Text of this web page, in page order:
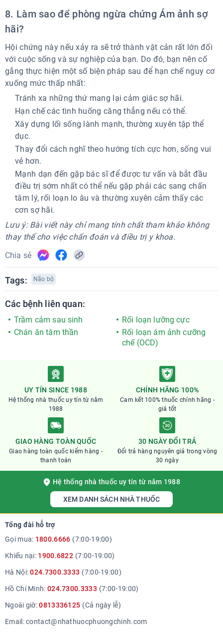
8. Làm sao để phòng ngừa chứng Ám ảnh sợ
hãi?
Hội chứng này nếu xảy ra sẽ trở thành vật cản rất lớn đối
với cuộc sống và sự nghiệp của bạn. Do đó, bạn nên cố
gắng thực hiện một số biện pháp sau để hạn chế nguy cơ
xuống mức thấp nhất:
Tránh xa những thứ mang lại cảm giác sợ hãi.
Hạn chế các tình huống căng thẳng nếu có thể.
Xây dựng lối sống lành mạnh, thường xuyên tập thể
dục.
Thay đổi cách nghĩ theo hướng tích cực hơn, sống vui
vẻ hơn.
Mạnh dạn đến gặp bác sĩ để được tư vấn và bắt đầu
điều trị sớm nhất có thể nếu gặp phải các sang chấn
tâm lý, rối loạn lo âu và thường xuyên cảm thấy các
cơn sợ hãi.
Lưu ý: Bài viết này chỉ mang tính chất tham khảo không
thay thế cho việc chẩn đoán và điều trị y khoa.
Chia sẻ
Tags: Não bộ
Các bệnh liên quan:
Trầm cảm sau sinh
Rối loạn lưỡng cực
Chán ăn tâm thần
Rối loạn ám ảnh cưỡng
chế (OCD)
UY TÍN SINCE 1988
Hệ thống nhà thuốc uy tín từ năm
1988
CHÍNH HÃNG 100%
Cam kết 100% thuốc chính hãng -
giá tốt
GIAO HÀNG TOÀN QUỐC
Giao hàng toàn quốc kiểm hàng -
thanh toán
30 NGÀY ĐỔI TRẢ
Đổi trả hàng nguyên giá trong vòng
30 ngày
Hệ thống nhà thuốc uy tín từ năm 1988
XEM DANH SÁCH NHÀ THUỐC
Tổng đài hỗ trợ
Gọi mua: 1800.6666 (7:00-19:00)
Khiếu nại: 1900.6822 (7:00-19:00)
Hà Nội:024.7300.3333 (7:00-19:00)
Hồ Chí Minh: 024.7300.3333 (7:00-19:00)
Ngoài giờ:0813336125 (Cả ngày lễ)
Email:contact@nhathuocphuongchinh.com